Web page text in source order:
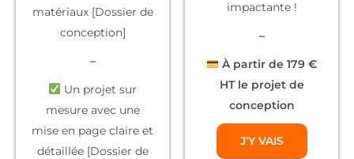
matériaux [Dossier de
conception]
–
Un projet sur
mesureavec une
mise en page claire et
détaillée [Dossier de
impactante !
–
À partir de 179 €
HT le projet de
conception
J'Y VAIS